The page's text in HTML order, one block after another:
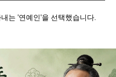
는 '연예인'을 선택했습니다.